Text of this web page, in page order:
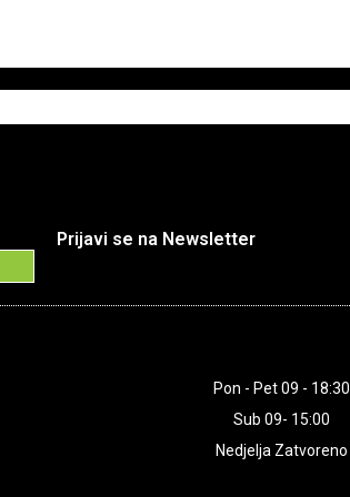
Prijavi se na Newsletter
Pon - Pet 09 - 18:30
Sub 09- 15:00
Nedjelja Zatvoreno